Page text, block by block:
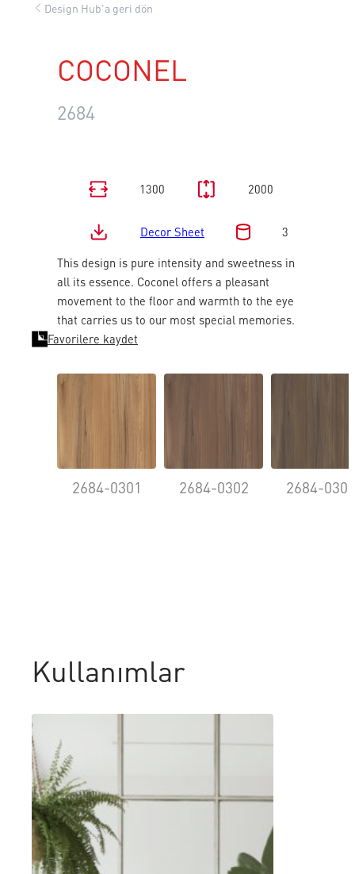
Design Hub'a geri dön
COCONEL
2684
1300 2000
Decor Sheet 3
This design is pure intensity and sweetness in
all its essence. Coconel offers a pleasant
movement to the floor and warmth to the eye
that carries us to our most special memories.
Favorilere kaydet
2684-0301 2684-0302 2684-0303
Kullanımlar